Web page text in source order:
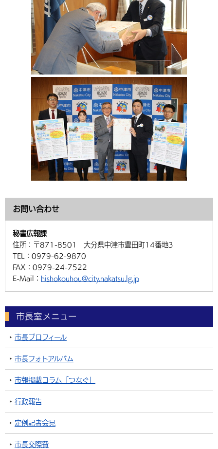
移住・定住
行政・計画
お問い合わせ
秘書広報課
住所： 〒871-8501 大分県中津市豊田町14番地3
TEL： 0979-62-9870
FAX： 0979-24-7522
E-Mail： hishokouhou@city.nakatsu.lg.jp
市長室メニュー
市長プロフィール
市長フォトアルバム
市報掲載コラム「つなぐ」
行政報告
定例記者会見
市長交際費